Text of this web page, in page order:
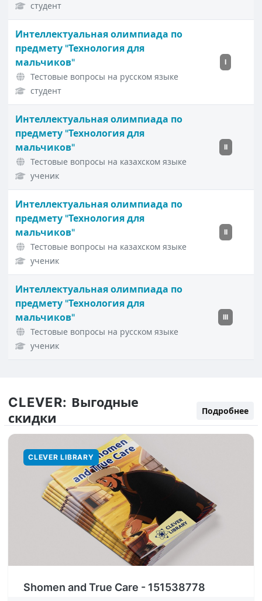
студент
Интеллектуальная олимпиада по
предмету "Технология для
мальчиков"
Тестовые вопросы на русском языке
студент
I
Интеллектуальная олимпиада по
предмету "Технология для
мальчиков"
Тестовые вопросы на казахском языке
ученик
II
Интеллектуальная олимпиада по
предмету "Технология для
мальчиков"
Тестовые вопросы на казахском языке
ученик
II
Интеллектуальная олимпиада по
предмету "Технология для
мальчиков"
Тестовые вопросы на русском языке
ученик
III
CLEVER: Выгодные
скидки
Подробнее
CLEVER LIBRARY
Shomen and True Care - 151538778